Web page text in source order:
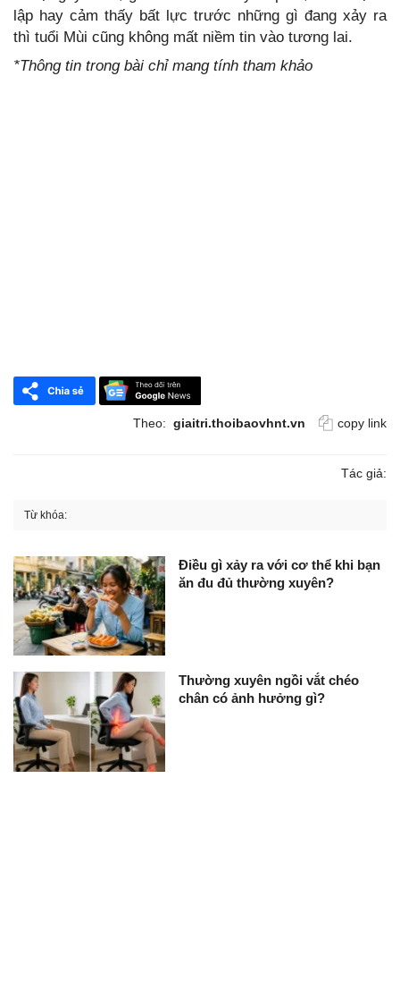
lập hay cảm thấy bất lực trước những gì đang xảy ra
thì tuổi Mùi cũng không mất niềm tin vào tương lai.
*Thông tin trong bài chỉ mang tính tham khảo
Theo: giaitri.thoibaovhnt.vn copy link
Tác giả:
Từ khóa:
Điều gì xảy ra với cơ thể khi bạn
ăn đu đủ thường xuyên?
Thường xuyên ngồi vắt chéo
chân có ảnh hưởng gì?